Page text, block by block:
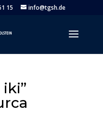
15 info@tgsh.de